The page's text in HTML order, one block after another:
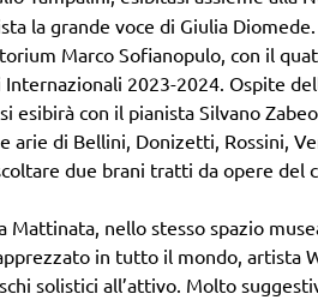
la grande voce di Giulia
Marco Sofianopulo, con il
2023-2024. Ospite
esibirà con il pianista Silvano
di Bellini, Donizetti, Rossini,
due brani tratti da opere del
nello stesso spazio
in tutto il mondo, artista
solistici all’attivo. Molto